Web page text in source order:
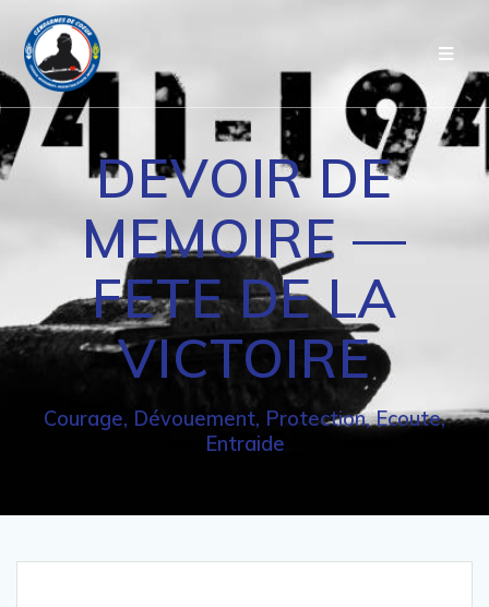
DEVOIR DE
MEMOIRE —
FETE DE LA
VICTOIRE
Courage, Dévouement, Protection, Ecoute,
Entraide